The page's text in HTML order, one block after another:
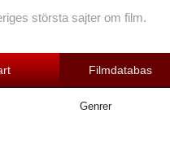
största sajter om film.
Filmdatabas
Genrer